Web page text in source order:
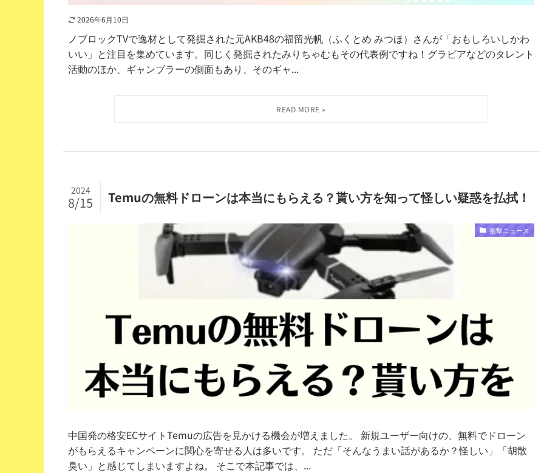
2026年6月10日
ノブロックTVで逸材として発掘された元AKB48の福留光帆（ふくとめ みつほ）さんが「おもしろいしかわ
いい」と注目を集めています。同じく発掘されたみりちゃむもその代表例ですね！グラビアなどのタレント
活動のほか、ギャンブラーの側面もあり、そのギャ...
Temuの無料ドローンは本当にもらえる？貰い方を知って怪しい疑惑を払拭！
2024
8/15
衝撃ニュース
中国発の格安ECサイトTemuの広告を見かける機会が増えました。 新規ユーザー向けの、無料でドローン
がもらえるキャンペーンに関心を寄せる人は多いです。 ただ「そんなうまい話があるか？怪しい」「胡散
臭い」と感じてしまいますよね。 そこで本記事では、...